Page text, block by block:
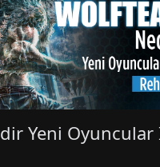
Yeni Oyuncular